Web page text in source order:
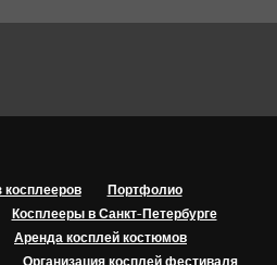
косплееров
Портфолио
Косплееры в Санкт-Петербурге
Аренда косплей костюмов